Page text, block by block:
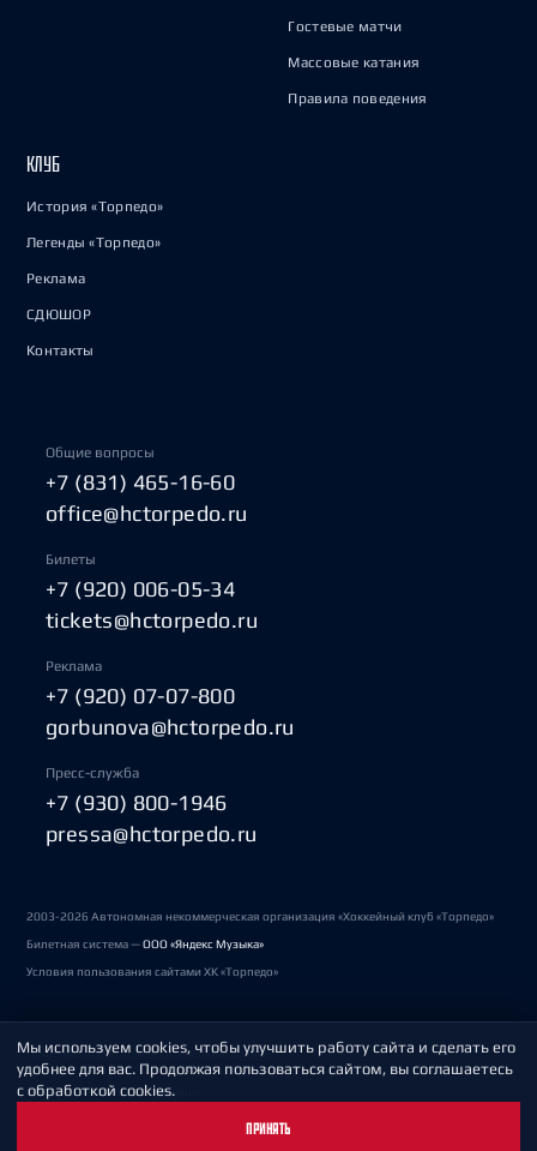
Гостевые матчи
Массовые катания
Правила поведения
КЛУБ
История «Торпедо»
Легенды «Торпедо»
Реклама
СДЮШОР
Контакты
Общие вопросы
+7 (831) 465-16-60
office@hctorpedo.ru
Билеты
+7 (920) 006-05-34
tickets@hctorpedo.ru
Реклама
+7 (920) 07-07-800
gorbunova@hctorpedo.ru
Пресс-служба
+7 (930) 800-1946
pressa@hctorpedo.ru
2003-2026 Автономная некоммерческая организация «Хоккейный клуб «Торпедо»
Билетная система —ООО «Яндекс Музыка»
Условия пользования сайтами ХК «Торпедо»
Политика обработки персональных данных
Пользовательское соглашение
Мы используем cookies, чтобы улучшить работу сайта и сделать его
удобнее для вас. Продолжая пользоваться сайтом, вы соглашаетесь
с обработкой cookies.
ПРИНЯТЬ